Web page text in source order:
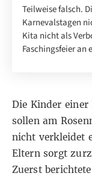
Teilweise falsch.
Karnevalstagen
Kita nicht als
Faschingsfeier an
Die Kinder
sollen am
nicht verkleidet
Eltern sorgt
Zuerst berichtete